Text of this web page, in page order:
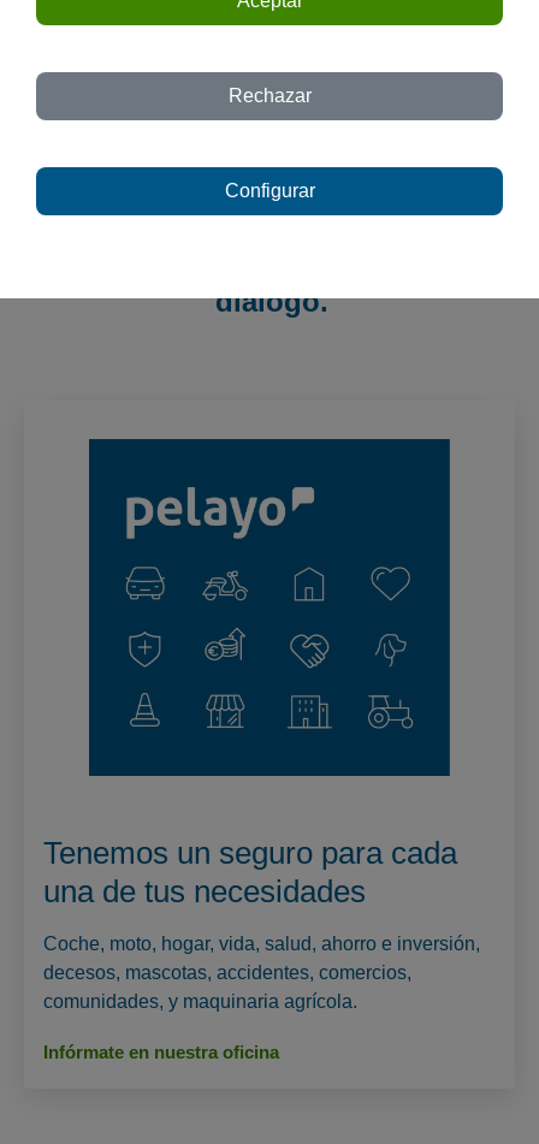
Te esperamos.
diálogo.
Tenemos un seguro para cada
una de tus necesidades
Coche, moto, hogar, vida, salud, ahorro e inversión,
decesos, mascotas, accidentes, comercios,
comunidades, y maquinaria agrícola.
Infórmate en nuestra oficina
Rechazar
Configurar